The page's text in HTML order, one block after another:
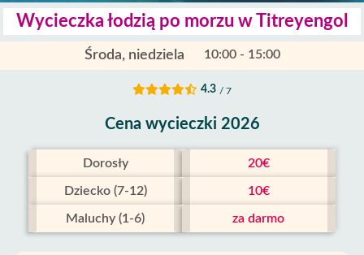
Wycieczka łodzią po morzu w Titreyengol
Środa, niedziela 10:00 - 15:00
4.3 / 7
Cena wycieczki 2026
Dorosły 20€
Dziecko (7-12) 10€
Maluchy (1-6) za darmo